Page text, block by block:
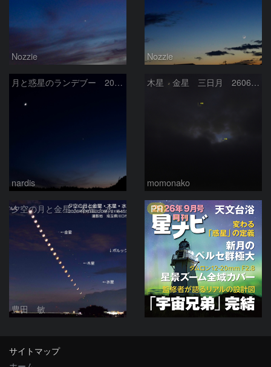
Nozzie Nozzie
月と惑星のランデブー 2026/06/19
nardis
木星 金星 三日月 260618
momonako
夕空の月と金星・木星・水星の接近 2026/6/18
豊田 敏
PR
サイトマップ